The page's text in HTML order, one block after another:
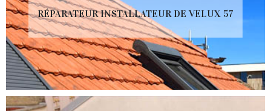
RÉPARATEUR INSTALLATEUR DE VELUX 57